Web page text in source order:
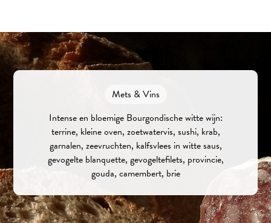
Mets & Vins
Intense en bloemige Bourgondische witte wijn:
terrine, kleine oven, zoetwatervis, sushi, krab,
garnalen, zeevruchten, kalfsvlees in witte saus,
gevogelte blanquette, gevogeltefilets, provincie,
gouda, camembert, brie